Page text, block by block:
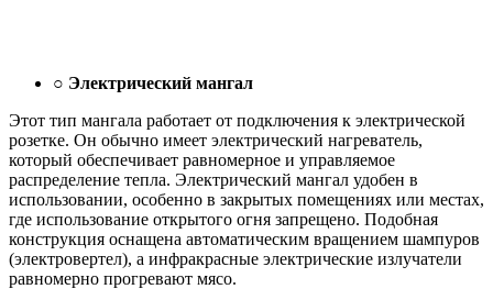
○ Электрический мангал
Этот тип мангала работает от подключения к электрической
розетке. Он обычно имеет электрический нагреватель,
который обеспечивает равномерное и управляемое
распределение тепла. Электрический мангал удобен в
использовании, особенно в закрытых помещениях или местах,
где использование открытого огня запрещено. Подобная
конструкция оснащена автоматическим вращением шампуров
(электровертел), а инфракрасные электрические излучатели
равномерно прогревают мясо.